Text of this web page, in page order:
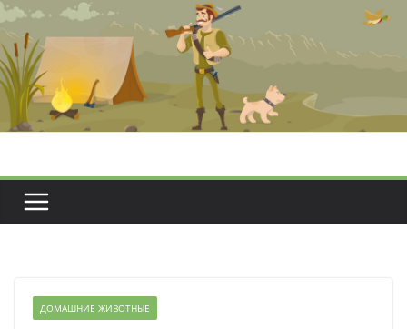
Перейти
содержимому
ДОМАШНИЕ ЖИВОТНЫЕ